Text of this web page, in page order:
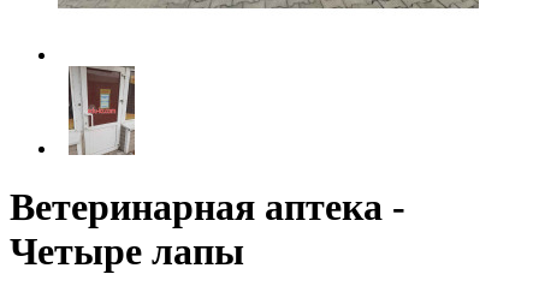
Ветеринарная аптека -
Четыре лапы